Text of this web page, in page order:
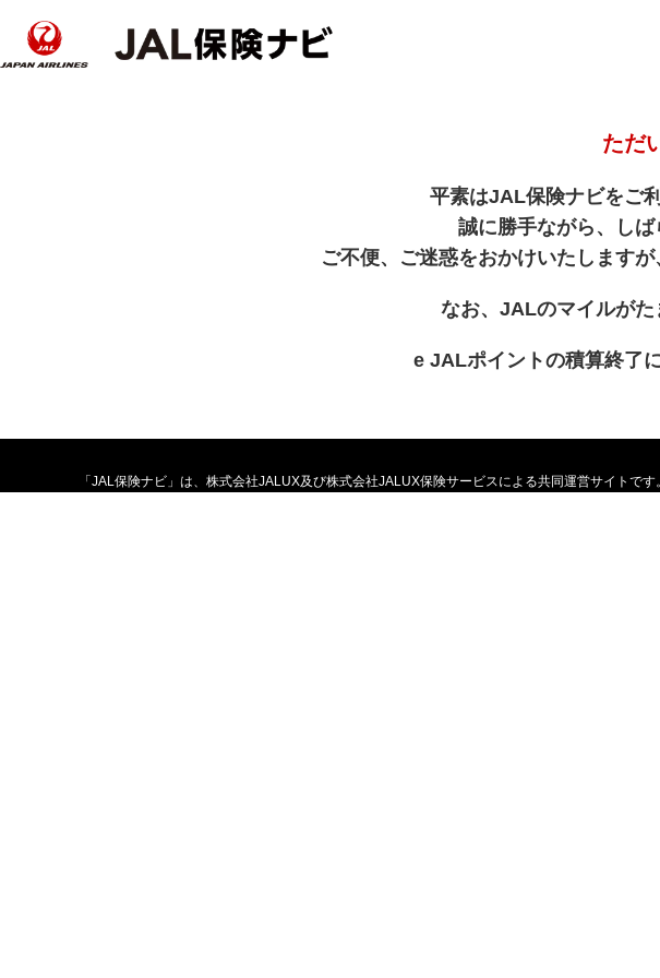
ただ
平素はJAL保険ナビをご
誠に勝手ながら、しば
ご不便、ご迷惑をおかけいたします
なお、JALのマイルがた
e JALポイントの積算終了
「JAL保険ナビ」は、株式会社JALUX及び株式会社JALUX保険サービスによる共同運営サイトです。